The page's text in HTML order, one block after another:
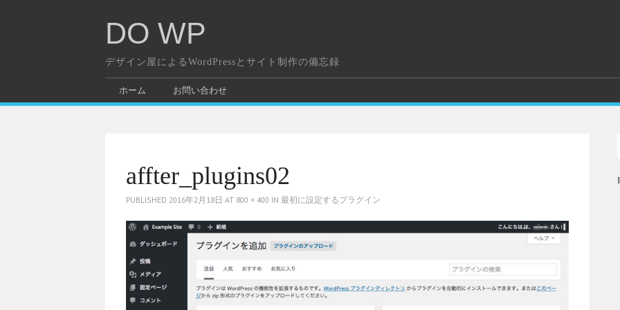
DO WP
デザイン屋によるWordPressとサイト制作の備忘録
ホーム お問い合わせ
affter_plugins02
PUBLISHED 2016年2月18日 AT 800 × 400 IN 最初に設定するプラグイン